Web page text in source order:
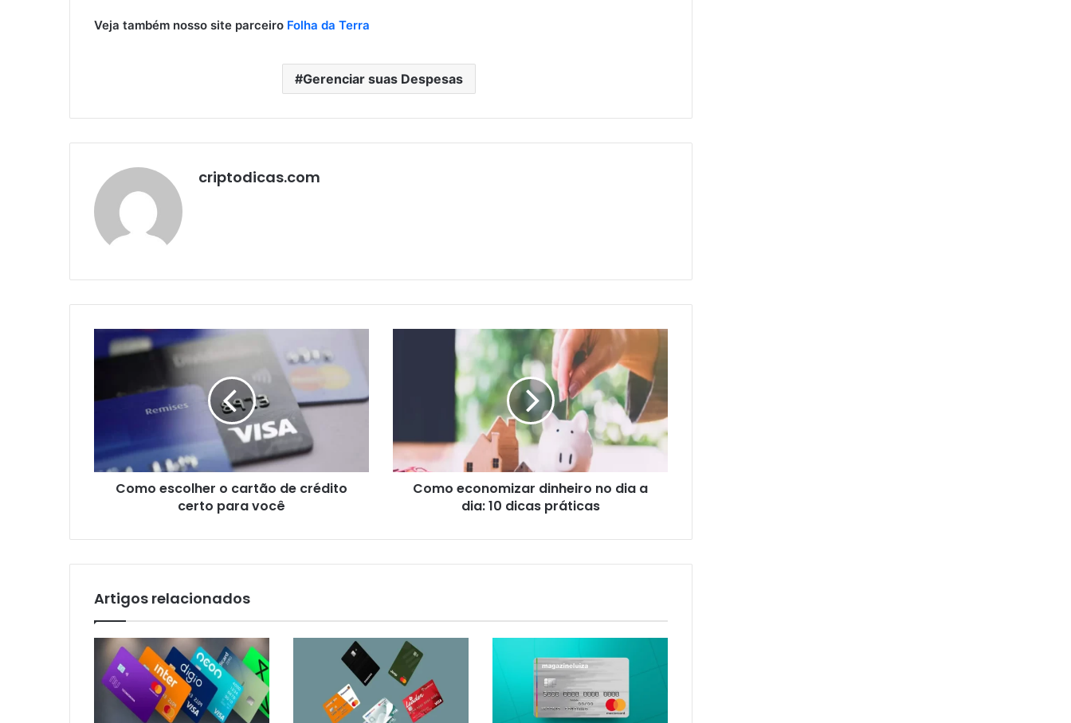
Veja também nosso site parceiro Folha da Terra
Gerenciar suas Despesas
criptodicas.com
Como
escolher
de
você
Como escolher o cartão de crédito
certo para você
10
dicas
práticasComo economizar dinheiro no dia a
dia: 10 dicas práticas
Artigos relacionados